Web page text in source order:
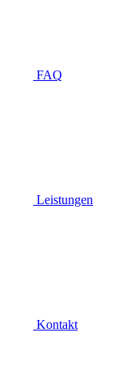
FAQ
Leistungen
Kontakt